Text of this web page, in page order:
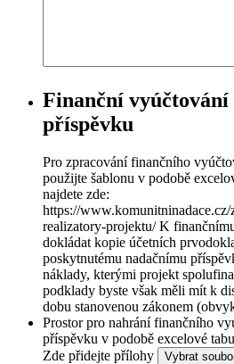
Finanční vyúčtování
příspěvku
Pro zpracování finančního
použijte šablonu v podobě
najdete zde:
https://
realizatory-projektu/ K
dokládat kopie účetních
poskytnutému nadačnímu
náklady, kterými projekt
podklady byste však měli mít k
dobu stanovenou zákonem
Prostor pro nahrání finančního
příspěvku v podobě excelové
Zde přidejte přílohy
Vybrat